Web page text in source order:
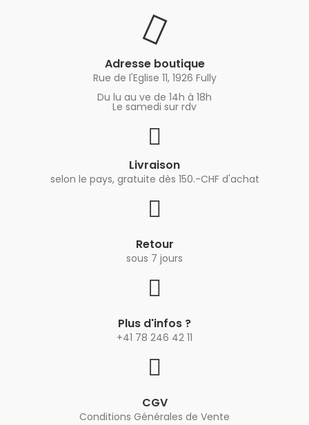
Adresse boutique
Rue de l'Eglise 11, 1926 Fully
Du lu au ve de 14h à 18h
Le samedi sur rdv
Livraison
selon le pays, gratuite dès 150.-CHF d'achat
Retour
sous 7 jours
Plus d'infos ?
+41 78 246 42 11
CGV
Conditions Générales de Vente